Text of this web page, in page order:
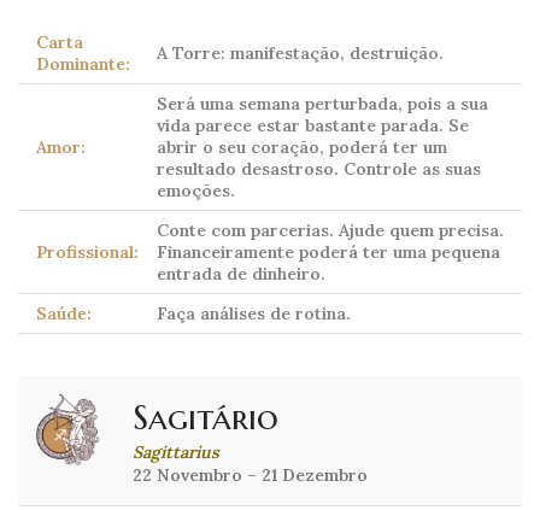
Carta
Dominante:
A Torre: manifestação, destruição.
Amor:
Será uma semana perturbada, pois a sua
vida parece estar bastante parada. Se
abrir o seu coração, poderá ter um
resultado desastroso. Controle as suas
emoções.
Profissional:
Conte com parcerias. Ajude quem precisa.
Financeiramente poderá ter uma pequena
entrada de dinheiro.
Saúde:
Faça análises de rotina.
Sagitário
Sagittarius
22 Novembro – 21 Dezembro